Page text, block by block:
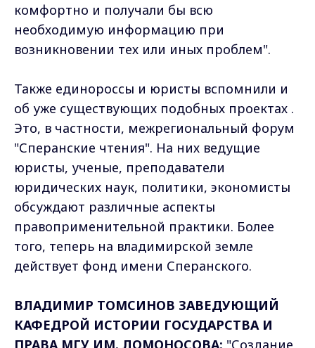
комфортно и получали бы всю
необходимую информацию при
возникновении тех или иных проблем".
Также единороссы и юристы вспомнили и
об уже существующих подобных проектах .
Это, в частности, межрегиональный форум
"Сперанские чтения". На них ведущие
юристы, ученые, преподаватели
юридических наук, политики, экономисты
обсуждают различные аспекты
правоприменительной практики. Более
того, теперь на владимирской земле
действует фонд имени Сперанского.
ВЛАДИМИР ТОМСИНОВ ЗАВЕДУЮЩИЙ
КАФЕДРОЙ ИСТОРИИ ГОСУДАРСТВА И
ПРАВА МГУ ИМ. ЛОМОНОСОВА: "Создание